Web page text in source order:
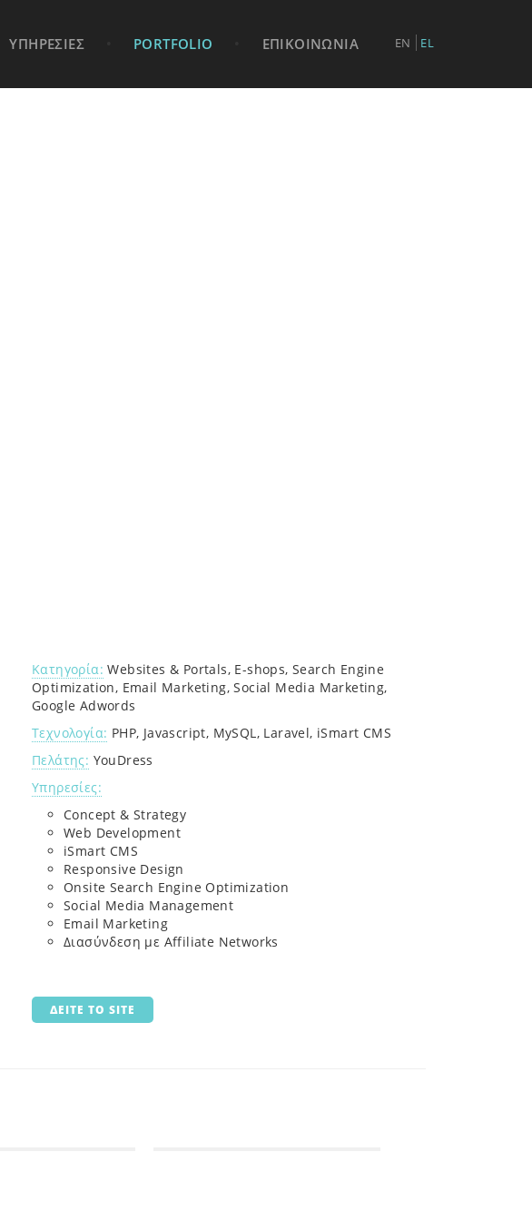
EN EL
ΥΠΗΡΕΣΙΕΣ PORTFOLIO ΕΠΙΚΟΙΝΩΝΙΑ
Κατηγορία: Websites & Portals, E-shops, Search Engine
Optimization, Email Marketing, Social Media Marketing,
Google Adwords
Τεχνολογία: PHP, Javascript, MySQL, Laravel, iSmart CMS
Πελάτης: YouDress
Υπηρεσίες:
Concept & Strategy
Web Development
iSmart CMS
Responsive Design
Οnsite Search Engine Optimization
Social Media Management
Email Marketing
Διασύνδεση με Affiliate Networks
ΔΕΙΤΕ ΤΟ SITE